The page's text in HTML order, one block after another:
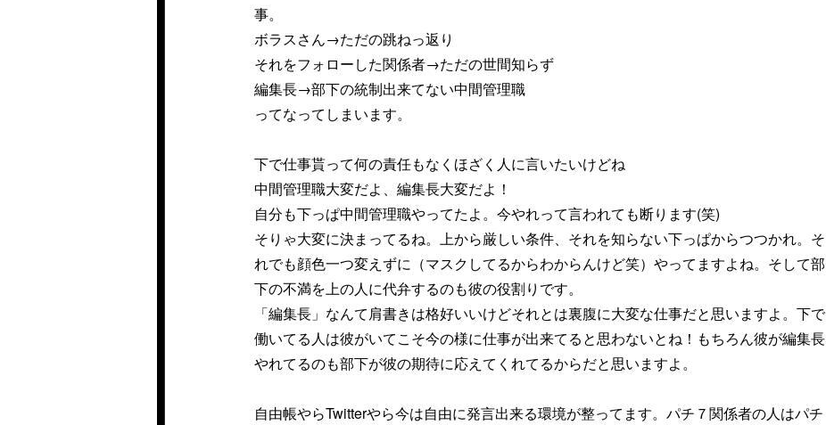
事。
ボラスさん→ただの跳ねっ返り
それをフォローした関係者→ただの世間知らず
編集長→部下の統制出来てない中間管理職
ってなってしまいます。
下で仕事貰って何の責任もなくほざく人に言いたいけどね
中間管理職大変だよ、編集長大変だよ！
自分も下っぱ中間管理職やってたよ。今やれって言われても断ります(笑)
そりゃ大変に決まってるね。上から厳しい条件、それを知らない下っぱからつつかれ。そ
れでも顔色一つ変えずに（マスクしてるからわからんけど笑）やってますよね。そして部
下の不満を上の人に代弁するのも彼の役割りです。
「編集長」なんて肩書きは格好いいけどそれとは裏腹に大変な仕事だと思いますよ。下で
働いてる人は彼がいてこそ今の様に仕事が出来てると思わないとね！もちろん彼が編集長
やれてるのも部下が彼の期待に応えてくれてるからだと思いますよ。
自由帳やらTwitterやら今は自由に発言出来る環境が整ってます。パチ７関係者の人はパチ